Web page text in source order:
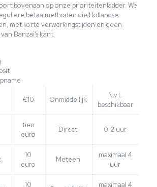
bovenaan op onze prioriteitenladder. We
betaalmethoden die Hollandse
met korte verwerkingstijden en geen
Banzai’s kant.
€10 Onmiddellijk
N.v.t.
beschikbaar
tien
euro
Direct 0-2 uur
10
euro
Meteen
maximaal 4
uur
10
maximaal 4